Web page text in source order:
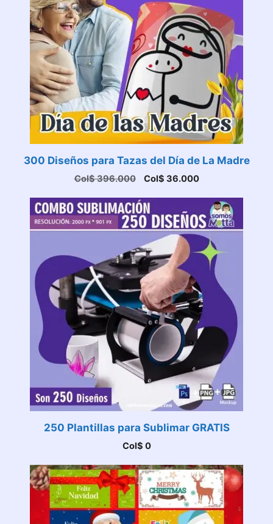
300 Diseños para Tazas del Día de La Madre
Col$396.000
El
original
era:
Col$ 396.000.
Col$ 36.000El
actual
es:
Col$ 36.000.
250 Plantillas para Sublimar GRATIS
Col$ 0